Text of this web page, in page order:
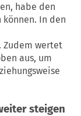
habe den
In den
wertet
aus, um
steigen